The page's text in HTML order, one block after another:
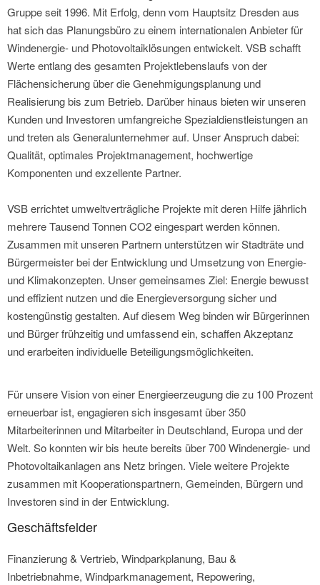
Gruppe seit 1996. Mit Erfolg, denn vom Hauptsitz Dresden aus
hat sich das Planungsbüro zu einem internationalen Anbieter für
Windenergie- und Photovoltaiklösungen entwickelt. VSB schafft
Werte entlang des gesamten Projektlebenslaufs von der
Flächensicherung über die Genehmigungsplanung und
Realisierung bis zum Betrieb. Darüber hinaus bieten wir unseren
Kunden und Investoren umfangreiche Spezialdienstleistungen an
und treten als Generalunternehmer auf. Unser Anspruch dabei:
Qualität, optimales Projektmanagement, hochwertige
Komponenten und exzellente Partner.
VSB errichtet umweltverträgliche Projekte mit deren Hilfe jährlich
mehrere Tausend Tonnen CO2 eingespart werden können.
Zusammen mit unseren Partnern unterstützen wir Stadträte und
Bürgermeister bei der Entwicklung und Umsetzung von Energie-
und Klimakonzepten. Unser gemeinsames Ziel: Energie bewusst
und effizient nutzen und die Energieversorgung sicher und
kostengünstig gestalten. Auf diesem Weg binden wir Bürgerinnen
und Bürger frühzeitig und umfassend ein, schaffen Akzeptanz
und erarbeiten individuelle Beteiligungsmöglichkeiten.
Für unsere Vision von einer Energieerzeugung die zu 100 Prozent
erneuerbar ist, engagieren sich insgesamt über 350
Mitarbeiterinnen und Mitarbeiter in Deutschland, Europa und der
Welt. So konnten wir bis heute bereits über 700 Windenergie- und
Photovoltaikanlagen ans Netz bringen. Viele weitere Projekte
zusammen mit Kooperationspartnern, Gemeinden, Bürgern und
Investoren sind in der Entwicklung.
Geschäftsfelder
Finanzierung & Vertrieb, Windparkplanung, Bau &
Inbetriebnahme, Windparkmanagement, Repowering,